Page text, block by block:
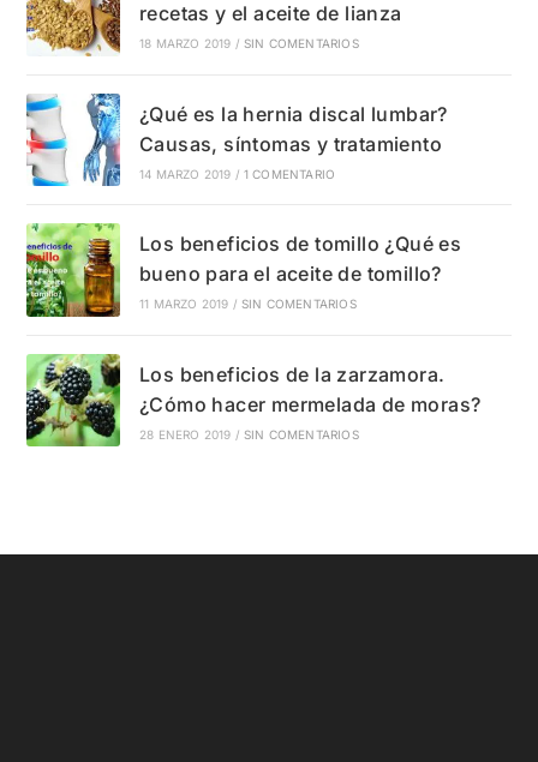
recetas y el aceite de lianza
18 MARZO 2019 / SIN COMENTARIOS
¿Qué es la hernia discal lumbar?
Causas, síntomas y tratamiento
14 MARZO 2019 / 1 COMENTARIO
Los beneficios de tomillo ¿Qué es
bueno para el aceite de tomillo?
11 MARZO 2019 / SIN COMENTARIOS
Los beneficios de la zarzamora.
¿Cómo hacer mermelada de moras?
28 ENERO 2019 / SIN COMENTARIOS